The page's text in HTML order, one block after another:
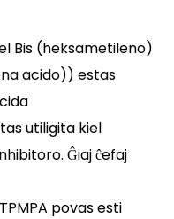
Bis (heksametileno)
acido)) estas
utiligita kiel
Ĝiaj ĉefaj
povas esti